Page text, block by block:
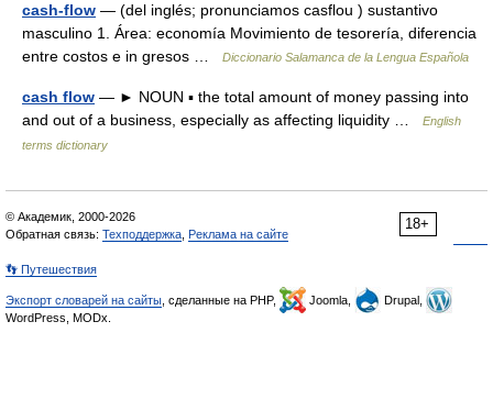
cash-flow — (del inglés; pronunciamos casflou ) sustantivo
masculino 1. Área: economía Movimiento de tesorería, diferencia
entre costos e in gresos …
Diccionario Salamanca de la Lengua Española
cash flow — ► NOUN ▪ the total amount of money passing into
and out of a business, especially as affecting liquidity …
English
terms dictionary
18+
© Академик, 2000-2026
Обратная связь: Техподдержка Реклама на сайте
👣 Путешествия
Экспорт словарей на сайты , сделанные на PHP, Joomla,
Drupal,
WordPress, MODx.